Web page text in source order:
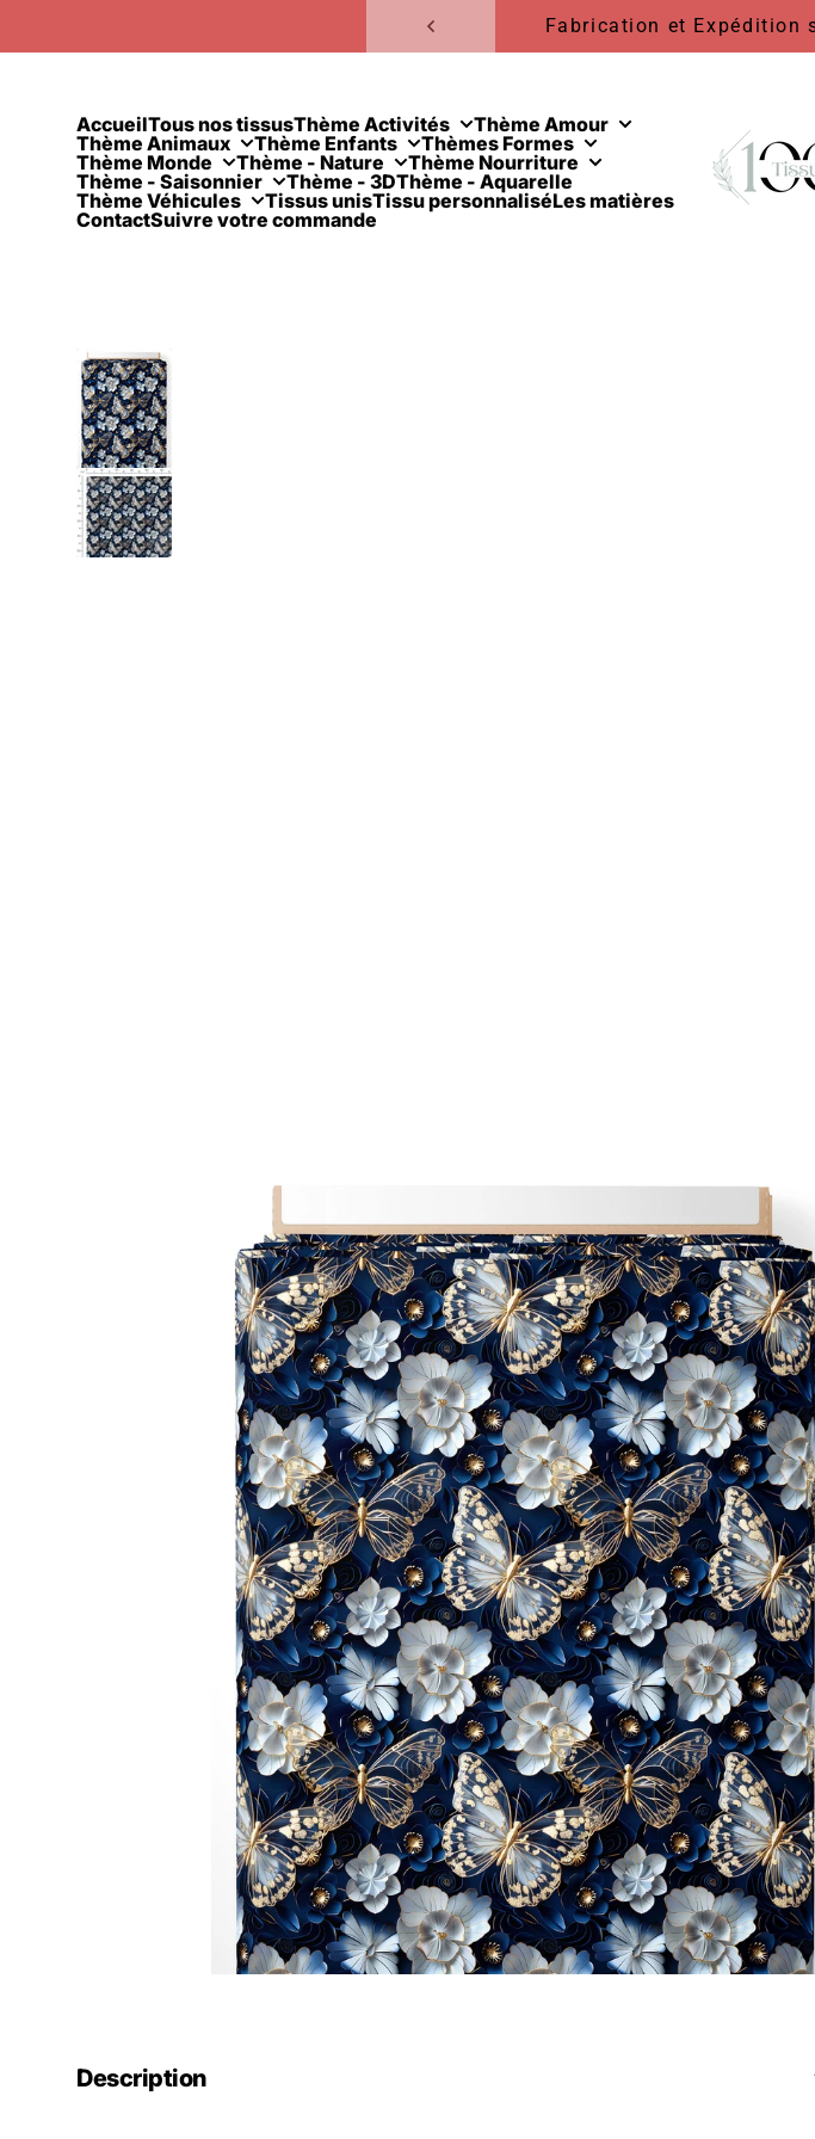
Fabrication et Expédition
AccueilTous nos tissusThème Activités
Thème Amour
Thème Animaux
Thème Enfants
Thèmes Formes
Thème Monde
Thème - Nature
Thème Nourriture
Thème - Saisonnier
Thème - 3DThème - Aquarelle
Thème Véhicules
Tissus unisTissu personnaliséLes matières
ContactSuivre votre commande
Description